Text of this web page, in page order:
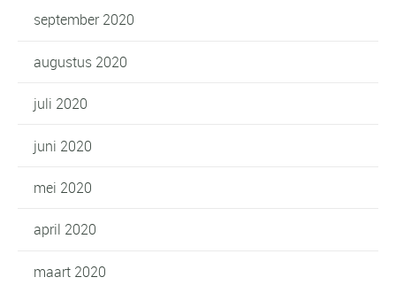
september 2020
augustus 2020
juli 2020
juni 2020
mei 2020
april 2020
maart 2020